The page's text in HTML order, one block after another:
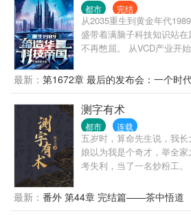
都市 完结
从2035重生到黄金年代
盛带着满脑子科技知识站
不再憋屈。 从VCD产业开
疗器械，火箭，卫星，从自
始打造属于自己的科技帝
峰。
最新： 第1672章 最后的发布会：一个时
测字有术
都市 连载
五岁时，算命先生说，我
娘以为我是个奇才，举全
考失利，当了一名炒粉工
不是你，你可以成为不一样
句段评，相当于作品简介。
最新： 番外 第44章 完结篇——茶中悟道